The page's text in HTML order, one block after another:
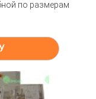
по размерам